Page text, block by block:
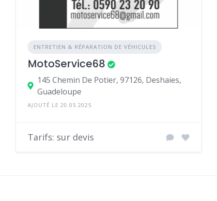
ENTRETIEN & RÉPARATION DE VÉHICULES
MotoService68
145 Chemin De Potier, 97126, Deshaies,
Guadeloupe
AJOUTÉ LE 20.05.2025
Tarifs: sur devis